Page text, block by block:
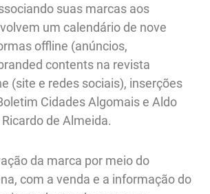
suas marcas aos
um calendário de nove
offline (anúncios,
contents na revista
(site e redes sociais), inserções
Cidades Algomais e Aldo
de Almeida.
da marca por meio do
com a venda e a informação do